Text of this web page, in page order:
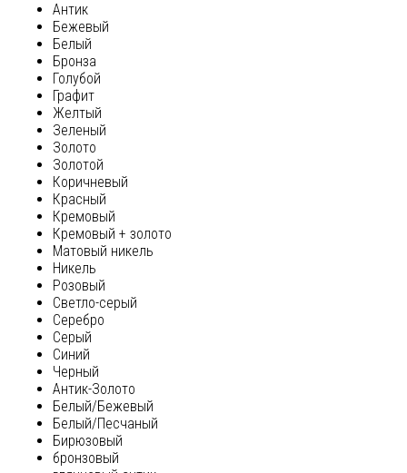
Антик
Бежевый
Белый
Бронза
Голубой
Графит
Желтый
Зеленый
Золото
Золотой
Коричневый
Красный
Кремовый
Кремовый + золото
Матовый никель
Никель
Розовый
Светло-серый
Серебро
Серый
Синий
Черный
Антик-Золото
Белый/Бежевый
Белый/Песчаный
Бирюзовый
бронзовый